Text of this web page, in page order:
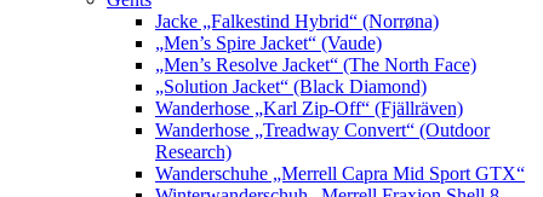
Jacke „Falkestind Hybrid“ (Norrøna)
„Men’s Spire Jacket“ (Vaude)
„Men’s Resolve Jacket“ (The North Face)
„Solution Jacket“ (Black Diamond)
Wanderhose „Karl Zip-Off“ (Fjällräven)
Wanderhose „Treadway Convert“ (Outdoor
Research)
Wanderschuhe „Merrell Capra Mid Sport GTX“